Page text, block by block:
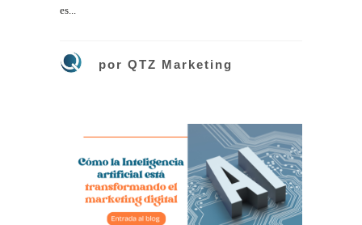
es...
por QTZ Marketing